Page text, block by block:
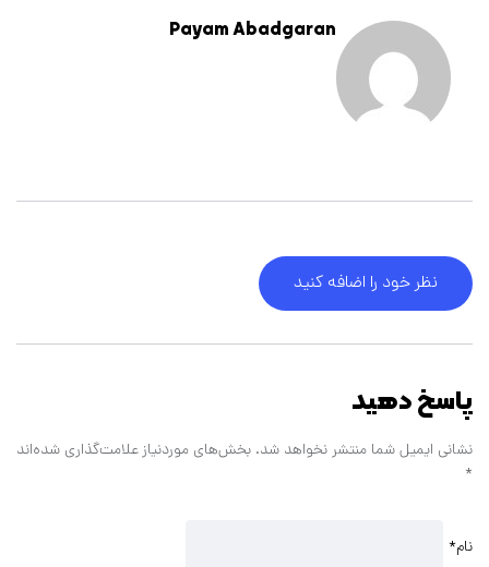
Payam Abadgaran
نظر خود را اضافه کنید
پاسخ دهید
نشانی ایمیل شما منتشر نخواهد شد. بخش‌های موردنیاز علامت‌گذاری شده‌اند
*
نام*